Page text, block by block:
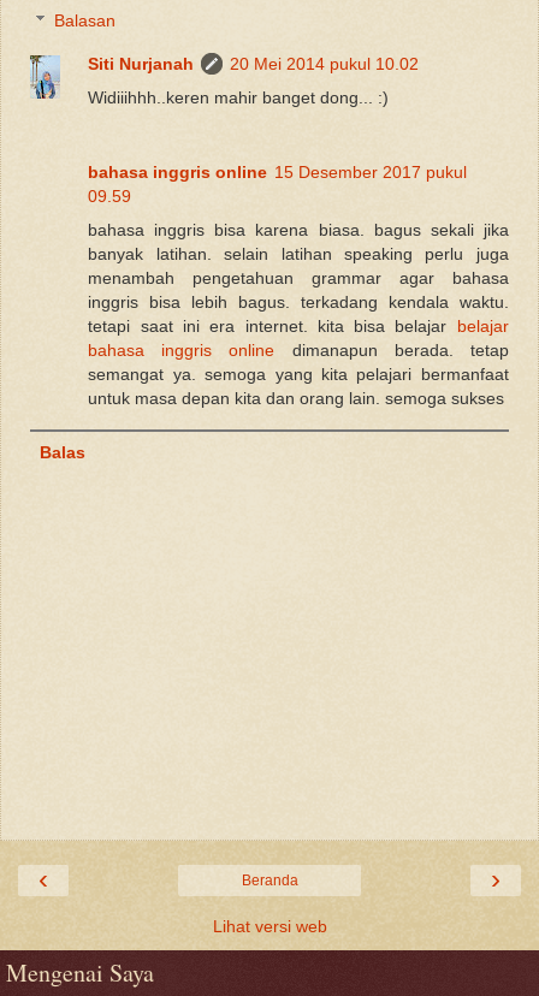
Balasan
Siti Nurjanah
20 Mei 2014 pukul 10.02
Widiiihhh..keren mahir banget dong... :)
bahasa inggris online 15 Desember 2017 pukul
09.59
bahasa inggris bisa karena biasa. bagus sekali jika
banyak latihan. selain latihan speaking perlu juga
menambah pengetahuan grammar agar bahasa
inggris bisa lebih bagus. terkadang kendala waktu.
tetapi saat ini era internet. kita bisa belajar belajar
bahasa inggris online dimanapun berada. tetap
semangat ya. semoga yang kita pelajari bermanfaat
untuk masa depan kita dan orang lain. semoga sukses
Balas
‹ ›
Beranda
Lihat versi web
Mengenai Saya